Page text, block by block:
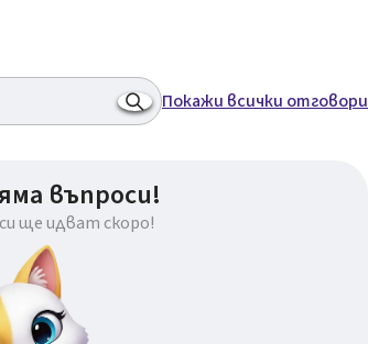
Покажи всички отговори
въпроси!
ще идват скоро!